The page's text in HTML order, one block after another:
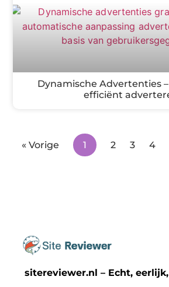
Dynamische Advertenties
efficiënt
« Vorige 1 2 3 4
sitereviewer.nl – Echt,